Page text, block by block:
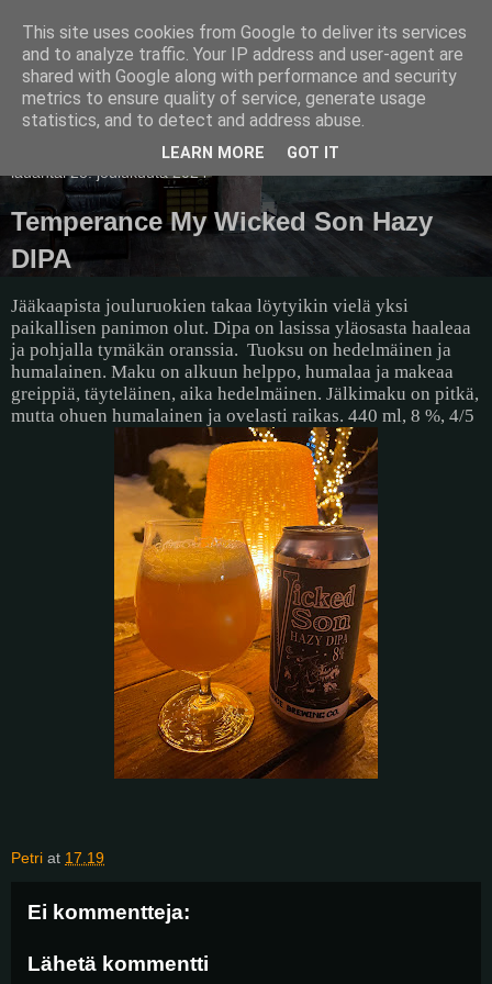
Pullollinen
lauantai 28. joulukuuta 2024
Temperance My Wicked Son Hazy
DIPA
Jääkaapista jouluruokien takaa löytyikin vielä yksi
paikallisen panimon olut. Dipa on lasissa yläosasta haaleaa
ja pohjalla tymäkän oranssia. Tuoksu on hedelmäinen ja
humalainen. Maku on alkuun helppo, humalaa ja makeaa
greippiä, täyteläinen, aika hedelmäinen. Jälkimaku on pitkä,
mutta ohuen humalainen ja ovelasti raikas. 440 ml, 8 %, 4/5
Petri at 17.19
Ei kommentteja:
Lähetä kommentti
This site uses cookies from Google to deliver its services
and to analyze traffic. Your IP address and user-agent are
shared with Google along with performance and security
metrics to ensure quality of service, generate usage
statistics, and to detect and address abuse.
LEARN MORE GOT IT